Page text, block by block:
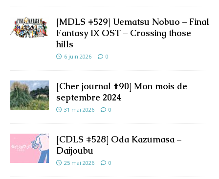
[MDLS #529] Uematsu Nobuo – Final
Fantasy IX OST – Crossing those
hills
6 juin 2026 0
[Cher journal #90] Mon mois de
septembre 2024
31 mai 2026 0
[CDLS #528] Oda Kazumasa –
Daijoubu
25 mai 2026 0